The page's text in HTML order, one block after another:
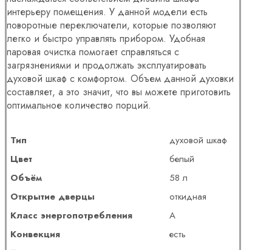
интерьеру помещения. У данной модели есть
поворотные переключатели, которые позволяют
легко и быстро управлять прибором. Удобная
паровая очистка помогает справляться с
загрязнениями и продолжать эксплуатировать
духовой шкаф с комфортом. Объем данной духовки
составляет, а это значит, что вы можете приготовить
оптимальное количество порций.
Тип
духовой шкаф
Цвет
белый
Объём
58 л
Открытие дверцы
откидная
Класс энергопотребления
A
Конвекция
есть